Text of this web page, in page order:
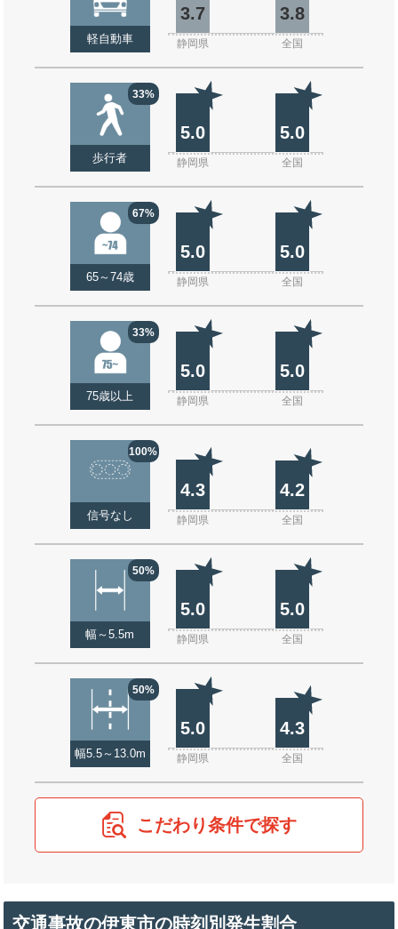
軽自動車
3.7 3.8
静岡県 全国
33%
歩行者
5.0 5.0
静岡県 全国
67%
65～74歳
5.0 5.0
静岡県 全国
33%
75歳以上
5.0 5.0
静岡県 全国
100%
信号なし
4.3 4.2
静岡県 全国
50%
幅～5.5m
5.0 5.0
静岡県 全国
50%
幅5.5～13.0m
5.0 4.3
静岡県 全国
こだわり条件で探す
交通事故の伊東市の時刻別発生割合